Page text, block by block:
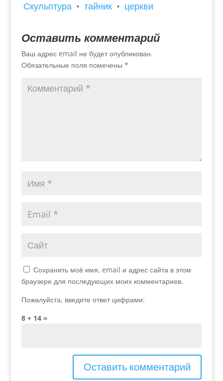
Скульптура • тайник • церкви
Оставить комментарий
Ваш адрес email не будет опубликован.
Обязательные поля помечены *
Сохранить моё имя, email и адрес сайта в этом
браузере для последующих моих комментариев.
Пожалуйста, введите ответ цифрами:
8 + 14 =